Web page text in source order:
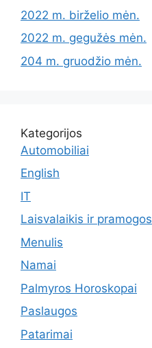
2022 m. birželio mėn.
2022 m. gegužės mėn.
204 m. gruodžio mėn.
Kategorijos
Automobiliai
English
IT
Laisvalaikis ir pramogos
Menulis
Namai
Palmyros Horoskopai
Paslaugos
Patarimai